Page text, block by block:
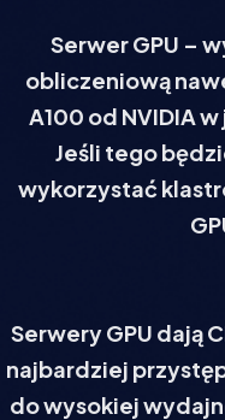
Serwer GPU –
obliczeniową
A100 od NVIDIA
Jeśli tego
wykorzystać
Serwery GPU dają
najbardziej
do wysokiej